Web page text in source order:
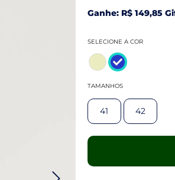
Ganhe: R$ 149,85
SELECIONE A COR
TAMANHOS
41 42